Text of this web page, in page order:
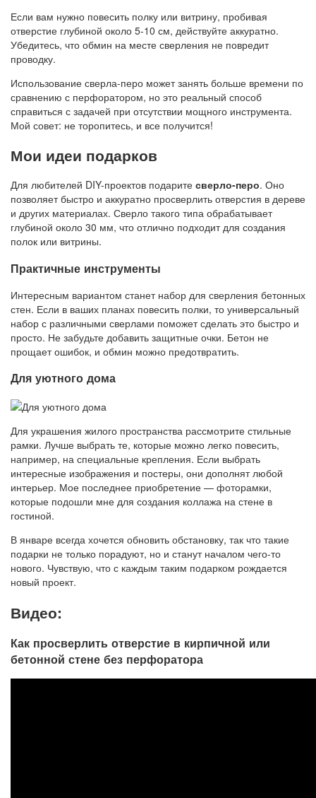
Если вам нужно повесить полку или витрину, пробивая
отверстие глубиной около 5-10 см, действуйте аккуратно.
Убедитесь, что обмин на месте сверления не повредит
проводку.
Использование сверла-перо может занять больше времени по
сравнению с перфоратором, но это реальный способ
справиться с задачей при отсутствии мощного инструмента.
Мой совет: не торопитесь, и все получится!
Мои идеи подарков
Для любителей DIY-проектов подарите сверло-перо. Оно
позволяет быстро и аккуратно просверлить отверстия в дереве
и других материалах. Сверло такого типа обрабатывает
глубиной около 30 мм, что отлично подходит для создания
полок или витрины.
Практичные инструменты
Интересным вариантом станет набор для сверления бетонных
стен. Если в ваших планах повесить полки, то универсальный
набор с различными сверлами поможет сделать это быстро и
просто. Не забудьте добавить защитные очки. Бетон не
прощает ошибок, и обмин можно предотвратить.
Для уютного дома
Для украшения жилого пространства рассмотрите стильные
рамки. Лучше выбрать те, которые можно легко повесить,
например, на специальные крепления. Если выбрать
интересные изображения и постеры, они дополнят любой
интерьер. Мое последнее приобретение — фоторамки,
которые подошли мне для создания коллажа на стене в
гостиной.
В январе всегда хочется обновить обстановку, так что такие
подарки не только порадуют, но и станут началом чего-то
нового. Чувствую, что с каждым таким подарком рождается
новый проект.
Видео:
Как просверлить отверстие в кирпичной или
бетонной стене без перфоратора